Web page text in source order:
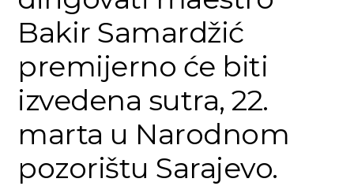
Bakir Samardžić
premijerno će biti
izvedena sutra, 22.
marta u Narodnom
pozorištu Sarajevo.